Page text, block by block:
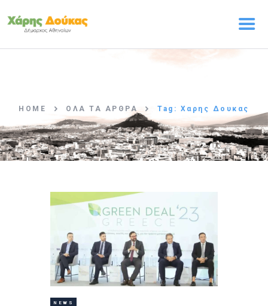
HOME ΌΛΑ ΤΑ ΆΡΘΡΑ Tag: Χαρης Δουκας
ΠΡΟΓΡΑΜΜΑ
Η ΟΜΑΔΑ
ΤΑ ΝΕΑ
NEWS